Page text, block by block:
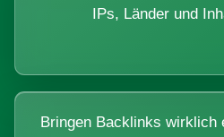
IPs, Länder und
Bringen Backlinks wirklich